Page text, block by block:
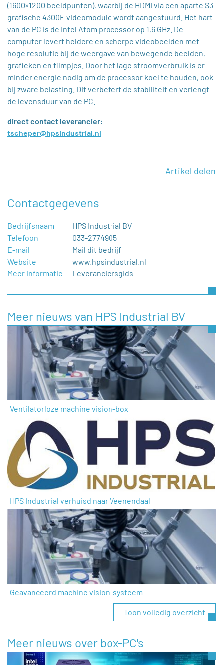
(1600×1200 beeldpunten), waarbij de HDMI via een aparte S3
grafische 4300E videomodule wordt aangestuurd. Het hart
van de PC is de Intel Atom processor op 1,6 GHz. De
computer levert heldere en scherpe videobeelden met
hoge resolutie bij de weergave van bewegende beelden,
grafieken en filmpjes. Door het lage stroomverbruik is er
minder energie nodig om de processor koel te houden, ook
bij zware belasting. Dit verbetert de stabiliteit en verlengt
de levensduur van de PC.
direct contact leverancier:
tscheper@hpsindustrial.nl
Artikel delen
Contactgegevens
Bedrijfsnaam
HPS Industrial BV
Telefoon
033-2774905
E-mail
Mail dit bedrijf
Website
www.hpsindustrial.nl
Meer informatie
Leveranciersgids
Meer nieuws van HPS Industrial BV
Ventilatorloze machine vision-box
HPS Industrial verhuisd naar Veenendaal
Geavanceerd machine vision-systeem
Toon volledig overzicht
Meer nieuws over box-PC's